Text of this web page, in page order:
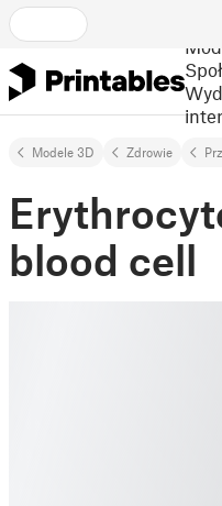
Modele 3D Zdrowie
blood cell